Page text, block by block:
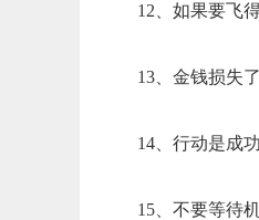
12、如果要飞
13、金钱损失
14、行动是成
15、不要等待